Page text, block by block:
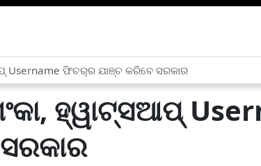
Username ଫିଚର୍‌ର ଯାଞ୍ଚ କରିବେ ସରକାର
ହ୍ୱାଟ୍ସଆପ୍